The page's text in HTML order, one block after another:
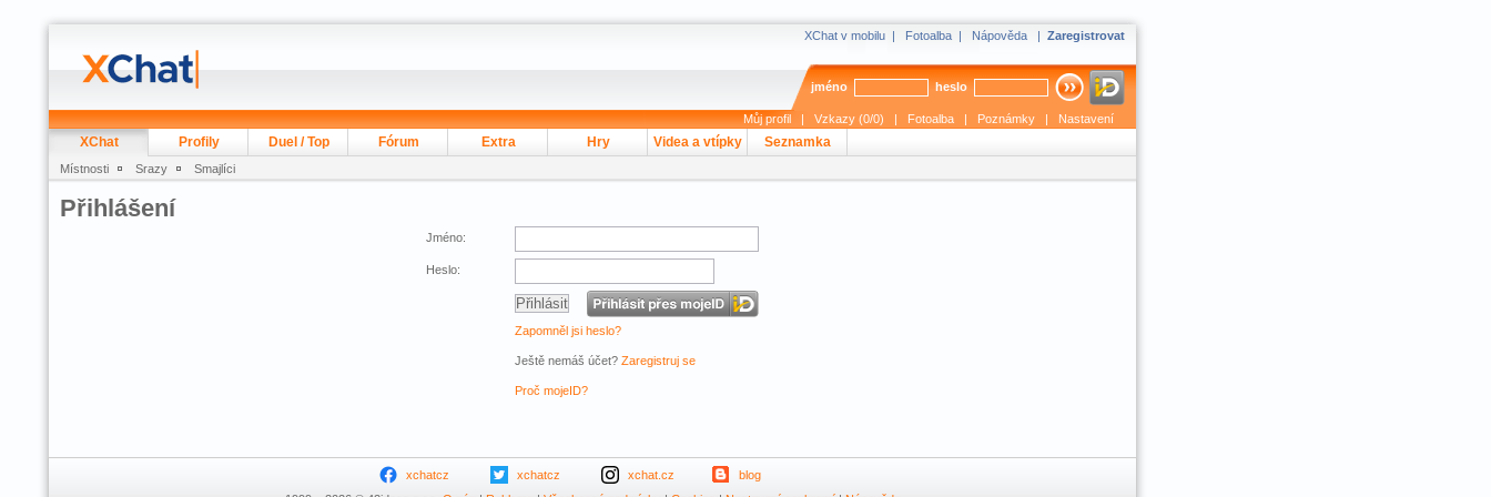
XChat v mobilu | Fotoalba | Nápověda | Zaregistrovat
jméno heslo
Můj profil | Vzkazy (0/0) | Fotoalba | Poznámky | Nastavení
XChat Profily Duel / Top Fórum Extra Hry Videa a vtípky Seznamka
Místnosti Srazy Smajlíci
Přihlášení
Jméno:
Heslo:
Zapomněl jsi heslo?
Ještě nemáš účet? Zaregistruj se
Proč mojeID?
xchatcz xchatcz xchat.cz
blog